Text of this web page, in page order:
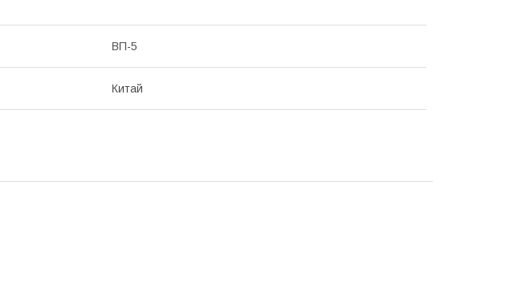
ВП-5
Китай